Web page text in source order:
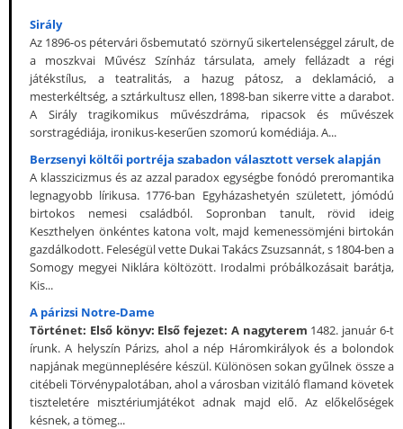
Sirály
Az 1896-os pétervári ősbemutató szörnyű sikertelenséggel zárult, de
a moszkvai Művész Színház társulata, amely fellázadt a régi
játékstílus, a teatralitás, a hazug pátosz, a deklamáció, a
mesterkéltség, a sztárkultusz ellen, 1898-ban sikerre vitte a darabot.
A Sirály tragikomikus művészdráma, ripacsok és művészek
sorstragédiája, ironikus-keserűen szomorú komédiája. A...
Berzsenyi költői portréja szabadon választott versek alapján
A klasszicizmus és az azzal paradox egységbe fonódó preromantika
legnagyobb lírikusa. 1776-ban Egyházashetyén született, jómódú
birtokos nemesi családból. Sopronban tanult, rövid ideig
Keszthelyen önkéntes katona volt, majd kemenessömjéni birtokán
gazdálkodott. Feleségül vette Dukai Takács Zsuzsannát, s 1804-ben a
Somogy megyei Niklára költözött. Irodalmi próbálkozásait barátja,
Kis...
A párizsi Notre-Dame
Történet: Első könyv: Első fejezet: A nagyterem 1482. január 6-t
írunk. A helyszín Párizs, ahol a nép Háromkirályok és a bolondok
napjának megünneplésére készül. Különösen sokan gyűlnek össze a
citébeli Törvénypalotában, ahol a városban vizitáló flamand követek
tiszteletére misztériumjátékot adnak majd elő. Az előkelőségek
késnek, a tömeg...